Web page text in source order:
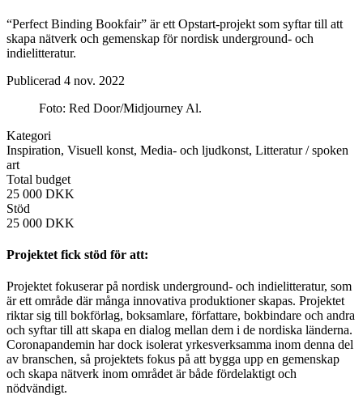
“Perfect Binding Bookfair” är ett Opstart-projekt som syftar till att
skapa nätverk och gemenskap för nordisk underground- och
indielitteratur.
Publicerad 4 nov. 2022
Foto: Red Door/Midjourney Al.
Kategori
Inspiration, Visuell konst, Media- och ljudkonst, Litteratur / spoken
art
Total budget
25 000 DKK
Stöd
25 000 DKK
Projektet fick stöd för att:
Projektet fokuserar på nordisk underground- och indielitteratur, som
är ett område där många innovativa produktioner skapas. Projektet
riktar sig till bokförlag, boksamlare, författare, bokbindare och andra
och syftar till att skapa en dialog mellan dem i de nordiska länderna.
Coronapandemin har dock isolerat yrkesverksamma inom denna del
av branschen, så projektets fokus på att bygga upp en gemenskap
och skapa nätverk inom området är både fördelaktigt och
nödvändigt.